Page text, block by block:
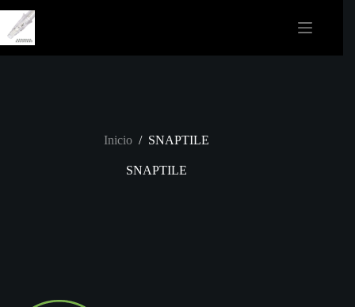
contenido
Inicio / SNAPTILE
SNAPTILE